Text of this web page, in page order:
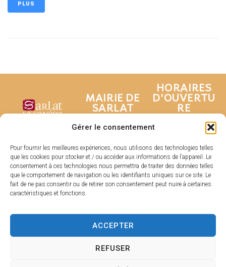
Gérer le consentement
Pour fournir les meilleures expériences, nous utilisons des technologies telles
que les cookies pour stocker et / ou accéder aux informations de l’appareil. Le
consentement à ces technologies nous permettra de traiter des données telles
que le comportement de navigation ou les identifiants uniques sur ce site. Le
fait de ne pas consentir ou de retirer son consentement peut nuire à certaines
caractéristiques et fonctions.
ACCEPTER
REFUSER
PLUS
MAIRIE DE
SARLAT
Liberté
CS 80210
24200 Sarlat-La
Canéda
Contacter
HORAIRES
D'OUVERTU
RE
De 8h30 à 17h
Fermé le samedi
et dimanche